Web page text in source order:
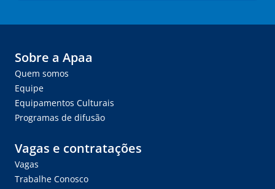
Sobre a Apaa
Quem somos
Equipe
Equipamentos Culturais
Programas de difusão
Vagas e contratações
Vagas
Trabalhe Conosco